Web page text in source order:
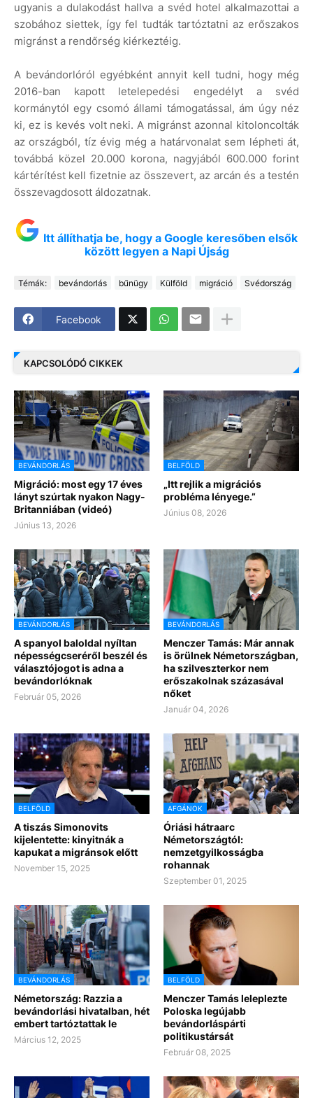
ugyanis a dulakodást hallva a svéd hotel alkalmazottai a
szobához siettek, így fel tudták tartóztatni az erőszakos
migránst a rendőrség kiérkeztéig.
A bevándorlóról egyébként annyit kell tudni, hogy még
2016-ban kapott letelepedési engedélyt a svéd
kormánytól egy csomó állami támogatással, ám úgy néz
ki, ez is kevés volt neki. A migránst azonnal kitoloncolták
az országból, tíz évig még a határvonalat sem lépheti át,
továbbá közel 20.000 korona, nagyjából 600.000 forint
kártérítést kell fizetnie az összevert, az arcán és a testén
összevagdosott áldozatnak.
Itt állíthatja be, hogy a Google keresőben elsők
között legyen a Napi Újság
Témák: bevándorlás bűnügy Külföld migráció Svédország
Facebook
KAPCSOLÓDÓ CIKKEK
BEVÁNDORLÁS
Migráció: most egy 17 éves
lányt szúrtak nyakon Nagy-
Britanniában (videó)
Június 13, 2026
BELFÖLD
„Itt rejlik a migrációs
probléma lényege.”
Június 08, 2026
BEVÁNDORLÁS
A spanyol baloldal nyíltan
népességcseréről beszél és
választójogot is adna a
bevándorlóknak
Február 05, 2026
BEVÁNDORLÁS
Menczer Tamás: Már annak
is örülnek Németországban,
ha szilveszterkor nem
erőszakolnak százasával
nőket
Január 04, 2026
BELFÖLD
A tiszás Simonovits
kijelentette: kinyitnák a
kapukat a migránsok előtt
November 15, 2025
AFGÁNOK
Óriási hátraarc
Németországtól:
nemzetgyilkosságba
rohannak
Szeptember 01, 2025
BEVÁNDORLÁS
Németország: Razzia a
bevándorlási hivatalban, hét
embert tartóztattak le
Március 12, 2025
BELFÖLD
Menczer Tamás leleplezte
Poloska legújabb
bevándorláspárti
politikustársát
Február 08, 2025